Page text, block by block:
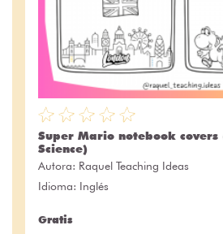
Super Mario notebook covers
Science)
Autora: Raquel Teaching Ideas
Idioma: Inglés
Gratis